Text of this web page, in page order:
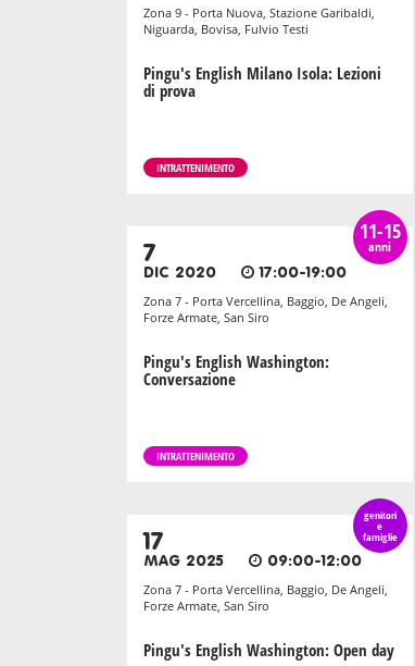
Zona 9 - Porta Nuova, Stazione Garibaldi,
Niguarda, Bovisa, Fulvio Testi
Pingu's English Milano Isola: Lezioni
di prova
INTRATTENIMENTO
11-15
anni
7
DIC 2020 17:00-19:00
Zona 7 - Porta Vercellina, Baggio, De Angeli,
Forze Armate, San Siro
Pingu's English Washington:
Conversazione
INTRATTENIMENTO
genitori
e
famiglie
17
MAG 2025 09:00-12:00
Zona 7 - Porta Vercellina, Baggio, De Angeli,
Forze Armate, San Siro
Pingu's English Washington: Open day